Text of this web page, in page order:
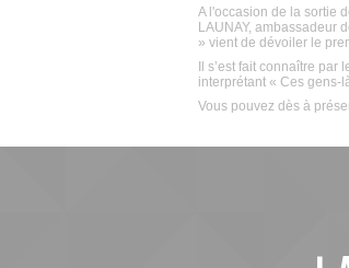
A l'occasion de la sortie
LAUNAY, ambassadeur
» vient de dévoiler le
Il s’est fait connaître
interprétant « Ces gens-
Vous pouvez dès à